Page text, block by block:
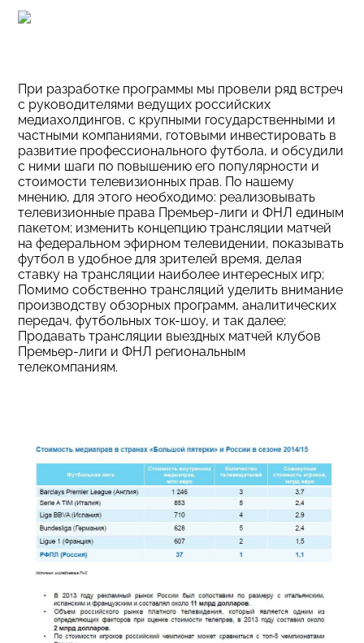
При разработке программы мы провели ряд встреч
с руководителями ведущих российских
медиахолдингов, с крупными государственными и
частными компаниями, готовыми инвестировать в
развитие профессионального футбола, и обсудили
с ними шаги по повышению его популярности и
стоимости телевизионных прав. По нашему
мнению, для этого необходимо: реализовывать
телевизионные права Премьер-лиги и ФНЛ единым
пакетом; изменить концепцию трансляции матчей
на федеральном эфирном телевидении, показывать
футбол в удобное для зрителей время, делая
ставку на трансляции наиболее интересных игр;
Помимо собственно трансляций уделить внимание
производству обзорных программ, аналитических
передач, футбольных ток-шоу, и так далее;
Продавать трансляции выездных матчей клубов
Премьер-лиги и ФНЛ региональным
телекомпаниям.